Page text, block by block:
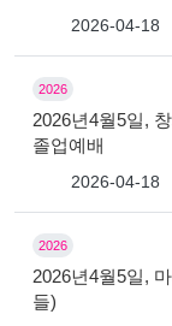
2026-04-18
2026
2026년4월5일,
졸업예배
2026-04-18
2026
2026년4월5일,
들)